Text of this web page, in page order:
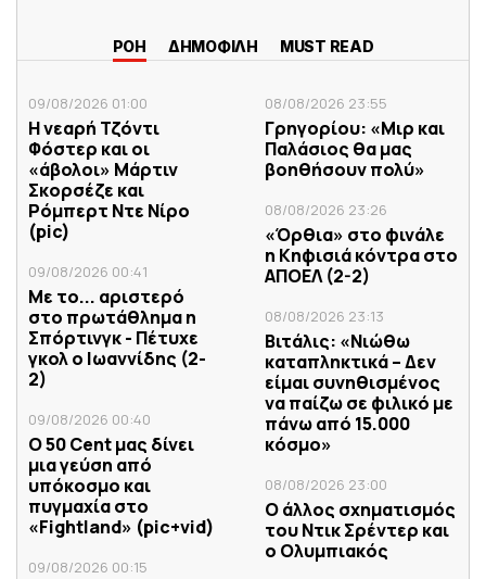
ΡΟΗ ΔΗΜΟΦΙΛΗ MUST READ
09/08/2026 01:00
Η νεαρή Τζόντι
Φόστερ και οι
«άβολοι» Μάρτιν
Σκορσέζε και
Ρόμπερτ Ντε Νίρο
(pic)
09/08/2026 00:41
Με το... αριστερό
στο πρωτάθλημα η
Σπόρτινγκ - Πέτυχε
γκολ ο Ιωαννίδης (2-
2)
09/08/2026 00:40
Ο 50 Cent μας δίνει
μια γεύση από
υπόκοσμο και
πυγμαχία στο
«Fightland» (pic+vid)
09/08/2026 00:15
08/08/2026 23:55
Γρηγορίου: «Μιρ και
Παλάσιος θα μας
βοηθήσουν πολύ»
08/08/2026 23:26
«Όρθια» στο φινάλε
η Κηφισιά κόντρα στο
ΑΠΟΕΛ (2-2)
08/08/2026 23:13
Βιτάλις: «Νιώθω
καταπληκτικά – Δεν
είμαι συνηθισμένος
να παίζω σε φιλικό με
πάνω από 15.000
κόσμο»
08/08/2026 23:00
Ο άλλος σχηματισμός
του Ντικ Σρέντερ και
ο Ολυμπιακός